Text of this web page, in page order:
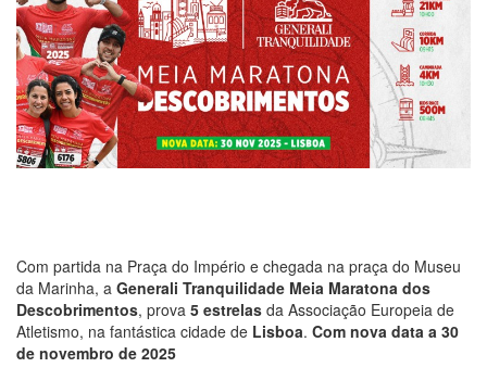
Com partida na Praça do Império e chegada na praça do Museu
da Marinha, a Generali Tranquilidade Meia Maratona dos
Descobrimentos, prova 5 estrelas da Associação Europeia de
Atletismo, na fantástica cidade de Lisboa. Com nova data a 30
de novembro de 2025